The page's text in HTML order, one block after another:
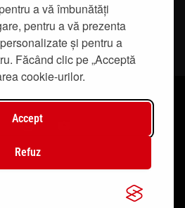
a vă îmbunătăți
pentru a vă prezenta
și pentru a
Făcând clic pe „Acceptă
cookie-urilor.
Accept
Refuz
Bordea
2026
Toate drepturile rezervate.